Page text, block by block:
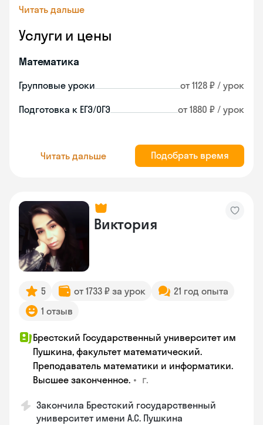
Читать дальше
Услуги и цены
Математика
Групповые уроки от 1128 ₽ / урок
Подготовка к ЕГЭ/ОГЭ от 1880 ₽ / урок
Читать дальше Подобрать время
Виктория
5 от 1733 ₽ за урок
21 год опыта
1 отзыв
Брестский Государственный университет им
Пушкина, факультет математический.
Преподаватель математики и информатики.
Высшее законченное. • г.
Закончила Брестский государственный
университет имени А.С. Пушкина